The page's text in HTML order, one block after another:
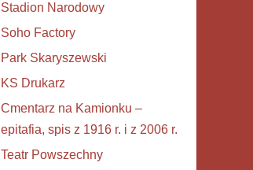
Stadion Narodowy
Soho Factory
Park Skaryszewski
KS Drukarz
Cmentarz na Kamionku –
epitafia, spis z 1916 r. i z 2006 r.
Teatr Powszechny